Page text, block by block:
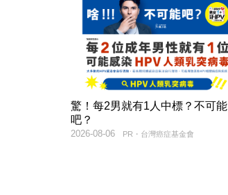
驚！每2男就有1人中標？不可能
吧？
PR・台灣癌症基金會
2026-08-06